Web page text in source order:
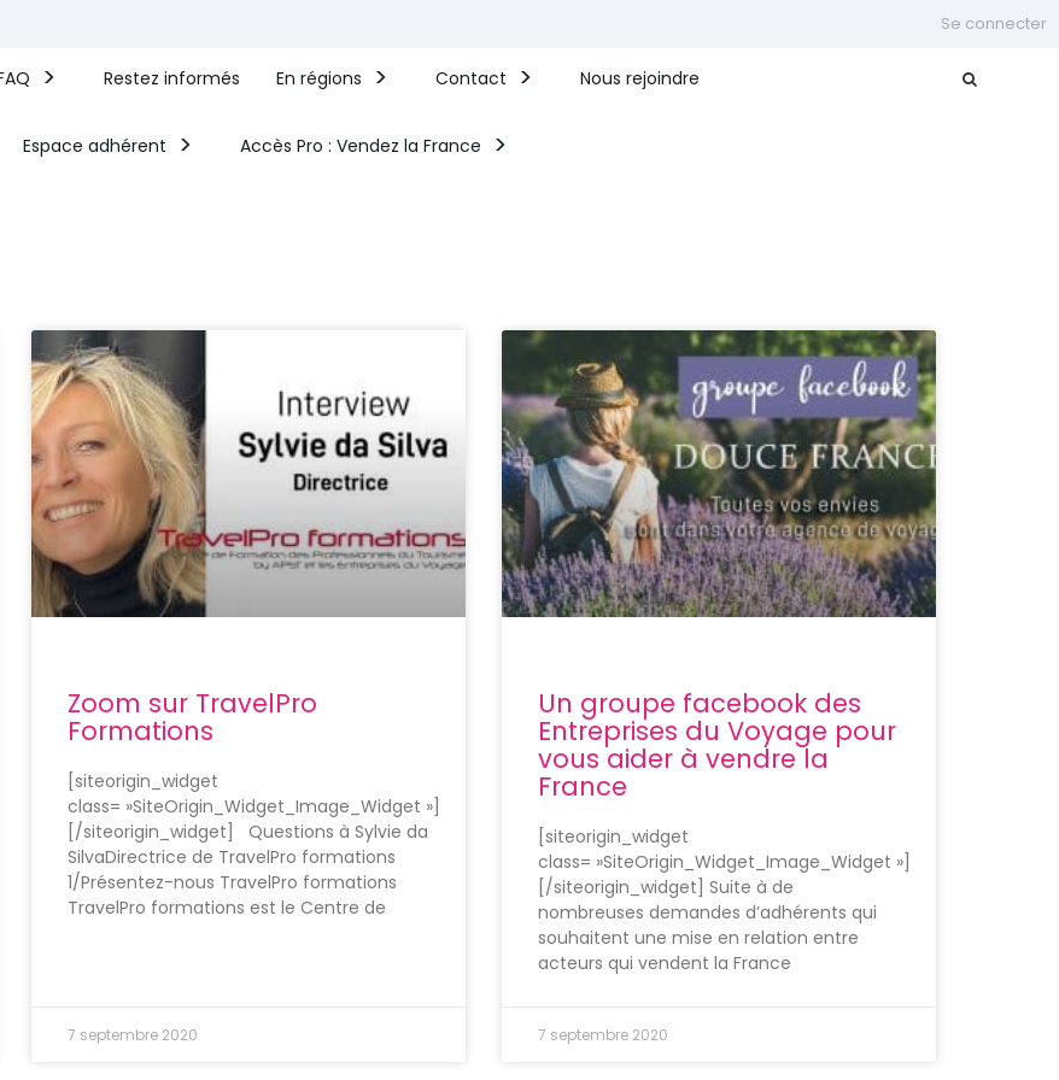
Se connecter
Restez informés En régions Contact Nous rejoindre
Espace adhérent Accès Pro : Vendez la France​
Zoom sur TravelPro
Formations
[siteorigin_widget
class= »SiteOrigin_Widget_Image_Widget »]
[/siteorigin_widget] Questions à Sylvie da
SilvaDirectrice de TravelPro formations
1/Présentez-nous TravelPro formations
TravelPro formations est le Centre de
7 septembre 2020
Un groupe facebook des
Entreprises du Voyage pour
vous aider à vendre la
France
[siteorigin_widget
class= »SiteOrigin_Widget_Image_Widget »]
[/siteorigin_widget] Suite à de
nombreuses demandes d’adhérents qui
souhaitent une mise en relation entre
acteurs qui vendent la France
7 septembre 2020